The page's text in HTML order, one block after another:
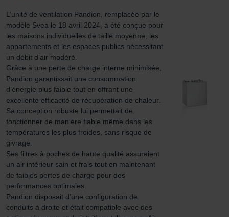
L’unité de ventilation Pandion, remplacée par le
modèle Svea le 18 avril 2024, a été conçue pour
les maisons individuelles de taille moyenne, les
appartements et les espaces publics nécessitant
un débit d’air modéré.
Grâce à une perte de charge interne minimisée,
Pandion garantissait une consommation
d’énergie plus faible tout en offrant une
excellente efficacité de récupération de chaleur.
Sa conception robuste lui permettait de
fonctionner de manière fiable même dans les
températures les plus froides, sans risque de
givrage.
Ses filtres à poches de haute qualité assuraient
un air intérieur sain et frais tout en maintenant
de faibles pertes de charge pour des
performances optimales.
Pandion disposait d’une configuration de
conduits à droite et était compatible avec des